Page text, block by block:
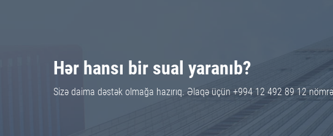
Hər hansı bir sual yaranıb?
Sizə daima dəstək olmağa hazırıq. Əlaqə üçün +994 12 492 89 12